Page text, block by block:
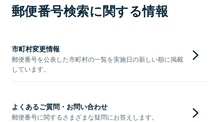
郵便番号検索に関する情報
市町村変更情報
郵便番号を公表した市町村の一覧を実施日の新しい順に掲載
しています。
よくあるご質問・お問い合わせ
郵便番号に関するさまざまな疑問にお答えします。